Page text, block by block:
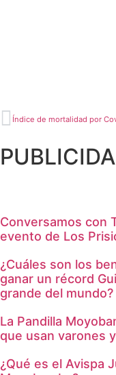
Conversamos con
evento de Los
¿Cuáles son los
ganar un récord
grande del mundo?
La Pandilla
que usan varones
¿Qué es el Avispa